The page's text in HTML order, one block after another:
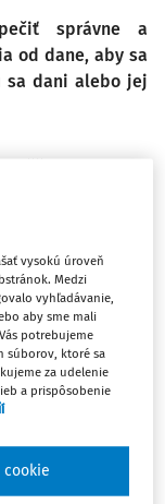
správne a
od dane, aby sa
sa dani alebo jej
Súdneho
pojmy
je zabrániť
v jednotlivých
nemocničnou a
o príjemcov
vysokú úroveň
Medzi
vyhľadávanie,
aby sme mali
potrebujeme
súborov, ktoré sa
za udelenie
a prispôsobenie